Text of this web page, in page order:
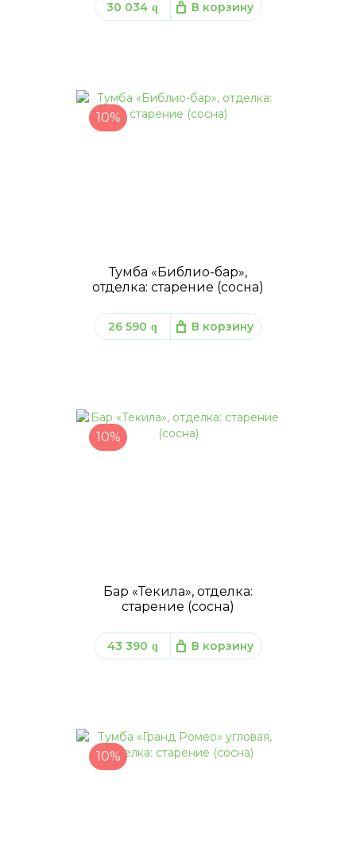
30 034 q В корзину
10%
Тумба «Библио-бар»,
отделка: старение (сосна)
26 590 q В корзину
10%
Бар «Текила», отделка:
старение (сосна)
43 390 q В корзину
10%